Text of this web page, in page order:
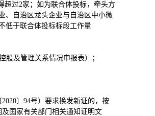
超过2家；如为联合体投标，牵头方
、自治区龙头企业与自治区中小微
低于联合体投标标段工作量
股及管理关系情况申报表）；
〕94号）要求换发新证的，按
国家有关部门相关通知证明文